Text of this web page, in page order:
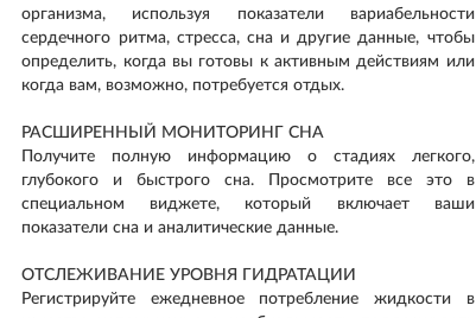
организма, используя показатели вариабельности
сердечного ритма, стресса, сна и другие данные, чтобы
определить, когда вы готовы к активным действиям или
когда вам, возможно, потребуется отдых.
РАСШИРЕННЫЙ МОНИТОРИНГ СНА
Получите полную информацию о стадиях легкого,
глубокого и быстрого сна. Просмотрите все это в
специальном виджете, который включает ваши
показатели сна и аналитические данные.
ОТСЛЕЖИВАНИЕ УРОВНЯ ГИДРАТАЦИИ
Регистрируйте ежедневное потребление жидкости в